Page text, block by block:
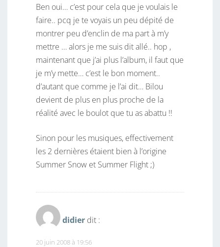
Ben oui… c’est pour cela que je voulais le
faire.. pcq je te voyais un peu dépité de
montrer peu d’enclin de ma part à m’y
mettre … alors je me suis dit allé.. hop ,
maintenant que j’ai plus l’album, il faut que
je m’y mette… c’est le bon moment..
d’autant que comme je l’ai dit… Bilou
devient de plus en plus proche de la
réalité avec le boulot que tu as abattu !!
Sinon pour les musiques, effectivement
les 2 dernières étaient bien à l’origine
Summer Snow et Summer Flight ;)
didier dit :
20 juin 2008 à 19:56